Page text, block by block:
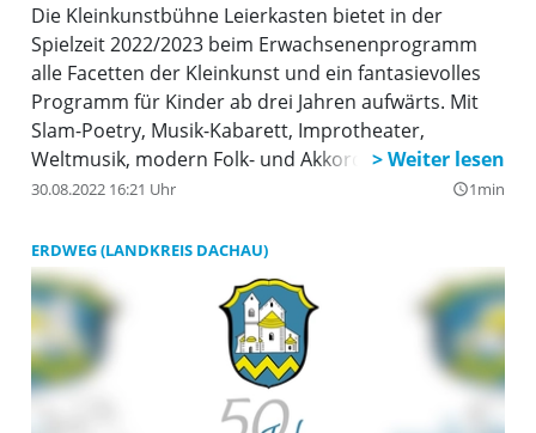
Die Kleinkunstbühne Leierkasten bietet in der
Spielzeit 2022/2023 beim Erwachsenenprogramm
alle Facetten der Kleinkunst und ein fantasievolles
Programm für Kinder ab drei Jahren aufwärts. Mit
Slam-Poetry, Musik-Kabarett, Improtheater,
Weltmusik, modern Folk- und Akkordeon-Musik
deckt das Leierkasten-Erwachsenenprogramm in
Kleinkunst ab. Für die Kinder gibt es moderne
Märchen, spannende Geschichten und Musik.
30.08.2022 16:21 Uhr query_builder1min
ERDWEG (LANDKREIS DACHAU)